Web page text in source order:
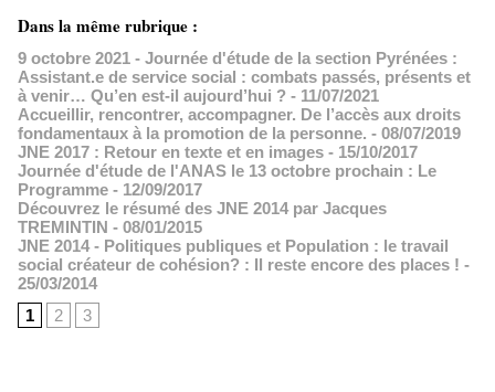
Dans la même rubrique :
9 octobre 2021 - Journée d'étude de la section Pyrénées :
Assistant.e de service social : combats passés, présents et
à venir… Qu’en est-il aujourd’hui ? - 11/07/2021
Accueillir, rencontrer, accompagner. De l’accès aux droits
fondamentaux à la promotion de la personne. - 08/07/2019
JNE 2017 : Retour en texte et en images - 15/10/2017
Journée d'étude de l'ANAS le 13 octobre prochain : Le
Programme - 12/09/2017
Découvrez le résumé des JNE 2014 par Jacques
TREMINTIN - 08/01/2015
JNE 2014 - Politiques publiques et Population : le travail
social créateur de cohésion? : Il reste encore des places ! -
25/03/2014
1
2 3